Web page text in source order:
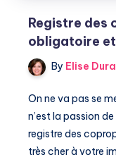
Registre des
obligatoire
By Elise
On ne va pas se
n’est la passion
registre des
très cher à votre